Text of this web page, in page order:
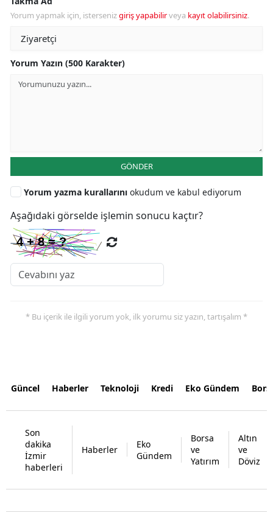
Yorum yapmak için, istersenizgiriş yapabilirveya kayıt olabilirsiniz.
Yorum Yazın (500 Karakter)
GÖNDER
Yorum yazma kurallarını okudum ve kabul ediyorum
Aşağıdaki görselde işlemin sonucu kaçtır?
* Bu içerik ile ilgili yorum yok, ilk yorumu siz yazın, tartışalım *
Güncel Haberler Teknoloji Kredi Eko Gündem
Son
dakika
İzmir
haberleri
Haberler
Eko
Gündem
Borsa
ve
Yatırım
Altın
ve
Döviz